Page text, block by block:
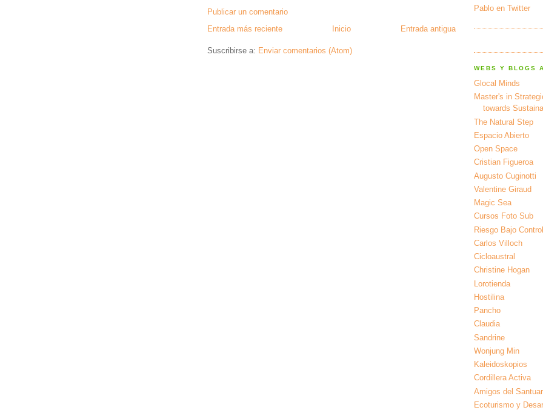
Publicar un comentario
Entrada más reciente
Entrada antigua
Inicio
Suscribirse a: Enviar comentarios (Atom)
Pablo en Twitter
WEBS Y BLOGS
Glocal Minds
Master's in
towards
The Natural Step
Espacio Abierto
Open Space
Cristian Figueroa
Augusto Cuginotti
Valentine Giraud
Magic Sea
Cursos Foto Sub
Riesgo Bajo Control
Carlos Villoch
Cicloaustral
Christine Hogan
Lorotienda
Hostilina
Pancho
Claudia
Sandrine
Wonjung Min
Kaleidoskopios
Cordillera Activa
Amigos del
Ecoturismo y